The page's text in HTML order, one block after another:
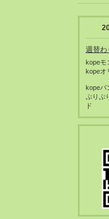
週替わ
kopeモ
kopeオ
kopeパ
ぷりぷ
ド